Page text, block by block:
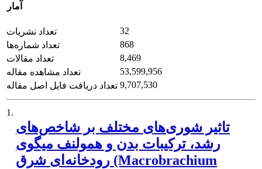
آمار
تعداد نشریات
32
تعداد شماره‌ها
868
تعداد مقالات
8,469
تعداد مشاهده مقاله
53,599,956
تعداد دریافت فایل اصل مقاله 9,707,530
1.
تاثیر شوری‌های مختلف بر شاخص‌های
رشد، ترکیبات بدن و همولنف میگوی
رودخانه‌ای شرق (Macrobrachium